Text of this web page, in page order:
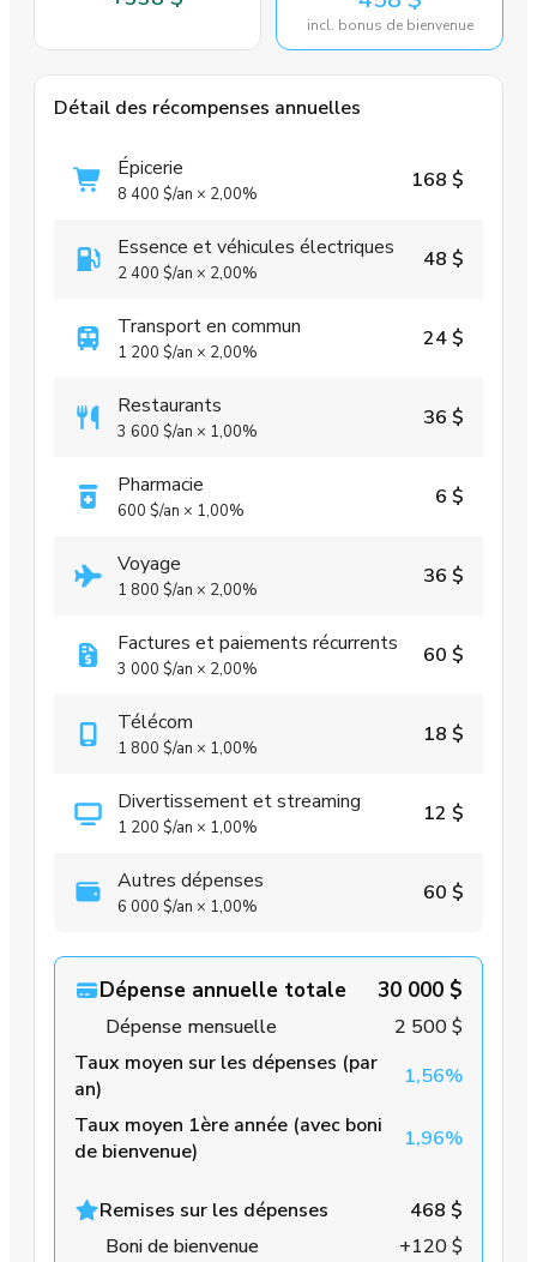
incl. bonus de bienvenue
Détail des récompenses annuelles
Épicerie
8 400 $/an × 2,00%
168 $
Essence et véhicules électriques
2 400 $/an × 2,00%
48 $
Transport en commun
1 200 $/an × 2,00%
24 $
Restaurants
3 600 $/an × 1,00%
36 $
Pharmacie
600 $/an × 1,00%
6 $
Voyage
1 800 $/an × 2,00%
36 $
Factures et paiements récurrents
3 000 $/an × 2,00%
60 $
Télécom
1 800 $/an × 1,00%
18 $
Divertissement et streaming
1 200 $/an × 1,00%
12 $
Autres dépenses
6 000 $/an × 1,00%
60 $
Dépense annuelle totale 30 000 $
Dépense mensuelle
2 500 $
Taux moyen sur les dépenses (par
an)
1,56%
Taux moyen 1ère année (avec boni
de bienvenue)
1,96%
Remises sur les dépenses
468 $
Boni de bienvenue
+120 $